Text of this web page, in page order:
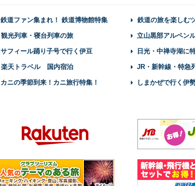
鉄道ファン集まれ！ 鉄道博物館特集 鉄道の旅を楽しむ
観光列車・寝台列車の旅 立山黒部アルペン
サフィール踊り子号で行く伊豆 日光・中禅寺湖に
楽天トラベル 国内宿泊 JR・新幹線・特急
カニの季節到来！カニ旅行特集！ しまかぜで行く伊